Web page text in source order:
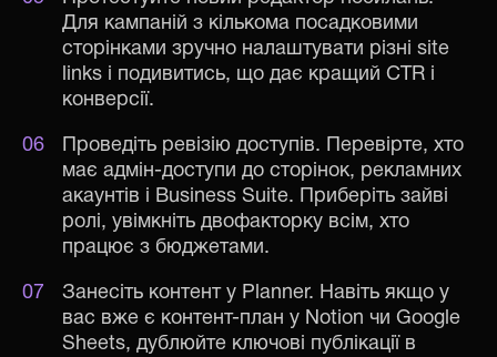
Для кампаній з кількома посадковими
сторінками зручно налаштувати різні site
links і подивитись, що дає кращий CTR і
конверсії.
Проведіть ревізію доступів. Перевірте, хто
має адмін-доступи до сторінок, рекламних
акаунтів і Business Suite. Приберіть зайві
ролі, увімкніть двофакторку всім, хто
працює з бюджетами.
Занесіть контент у Planner. Навіть якщо у
вас вже є контент-план у Notion чи Google
Sheets, дублюйте ключові публікації в